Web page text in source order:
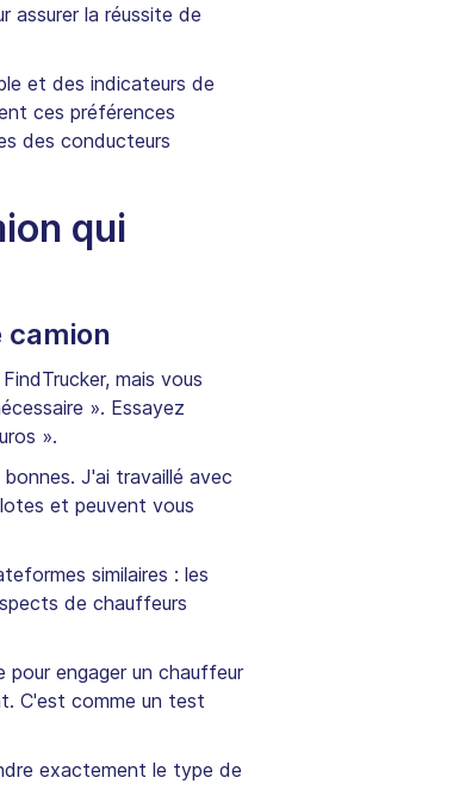
assurer la réussite de
et des indicateurs de
ces préférences
des conducteurs
qui
camion
mais vous
». Essayez
».
J'ai travaillé avec
et peuvent vous
similaires : les
de chauffeurs
engager un chauffeur
C'est comme un test
exactement le type de